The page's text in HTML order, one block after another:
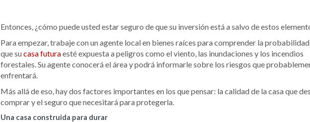
Entonces, ¿cómo puede usted estar seguro de que su inversión está a salvo de estos
Para empezar, trabaje con un agente local en bienes raíces para comprender la
que sucasa futuraesté expuesta a peligros como el viento, las inundaciones y los incendios
forestales. Su agente conocerá el área y podrá informarle sobre los riesgos que
enfrentará.
Más allá de eso, hay dos factores importantes en los que pensar: la calidad de la casa que
comprar y el seguro que necesitará para protegerla.
Una casa construida para durar